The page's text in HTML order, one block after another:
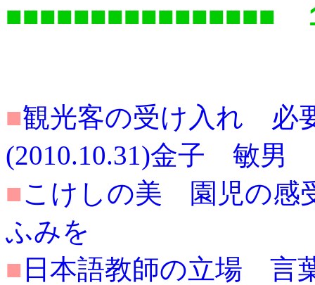
■■■■■■■■■■■■■■■■
■観光客の受け入れ 必
(2010.10.31)金子 敏男
■こけしの美 園児の感
ふみを
■ 日本語教師の立場 言